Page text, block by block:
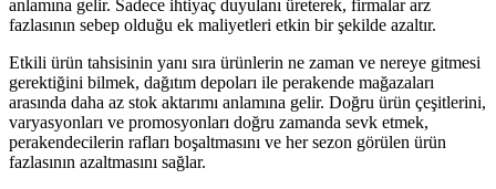
anlamına gelir. Sadece ihtiyaç duyulanı üreterek, firmalar arz
fazlasının sebep olduğu ek maliyetleri etkin bir şekilde azaltır.
Etkili ürün tahsisinin yanı sıra ürünlerin ne zaman ve nereye gitmesi
gerektiğini bilmek, dağıtım depoları ile perakende mağazaları
arasında daha az stok aktarımı anlamına gelir. Doğru ürün çeşitlerini,
varyasyonları ve promosyonları doğru zamanda sevk etmek,
perakendecilerin rafları boşaltmasını ve her sezon görülen ürün
fazlasının azaltmasını sağlar.